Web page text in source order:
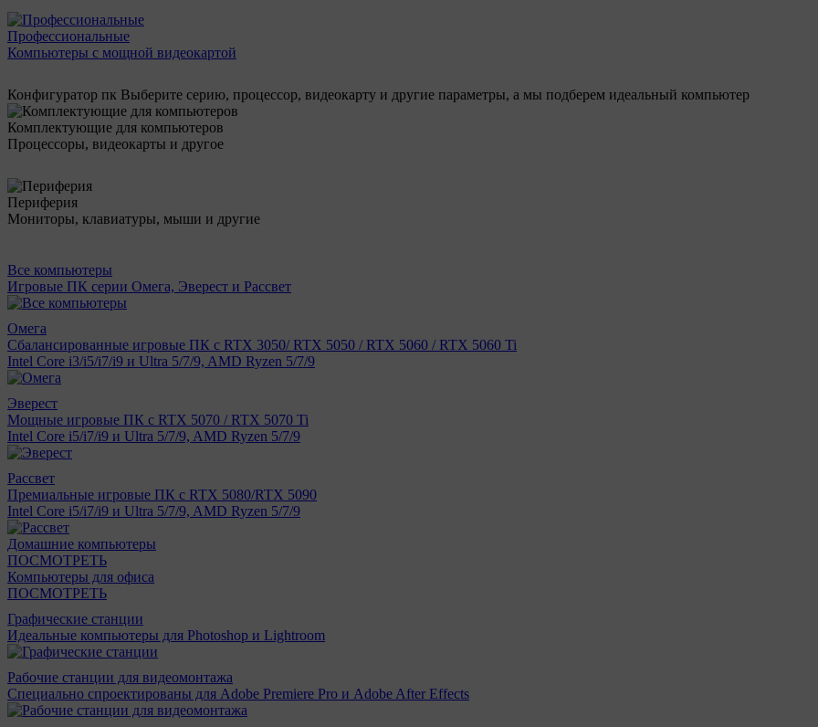
Профессиональные
Компьютеры с мощной видеокартой
Конфигуратор пк Выберите серию, процессор, видеокарту и другие параметры, а мы подберем идеальный компьютер
Комплектующие для компьютеров
Процессоры, видеокарты и другое
Периферия
Мониторы, клавиатуры, мыши и другие
Все компьютеры
Игровые ПК серии Омега, Эверест и Рассвет
Омега
Сбалансированные игровые ПК с RTX 3050/ RTX 5050 / RTX 5060 / RTX 5060 Ti
Intel Core i3/i5/i7/i9 и Ultra 5/7/9, AMD Ryzen 5/7/9
Эверест
Мощные игровые ПК с RTX 5070 / RTX 5070 Ti
Intel Core i5/i7/i9 и Ultra 5/7/9, AMD Ryzen 5/7/9
Рассвет
Премиальные игровые ПК с RTX 5080/RTX 5090
Intel Core i5/i7/i9 и Ultra 5/7/9, AMD Ryzen 5/7/9
Домашние компьютеры
ПОСМОТРЕТЬ
Компьютеры для офиса
ПОСМОТРЕТЬ
Графические станции
Идеальные компьютеры для Photoshop и Lightroom
Рабочие станции для видеомонтажа
Специально спроектированы для Adobe Premiere Pro и Adobe After Effects